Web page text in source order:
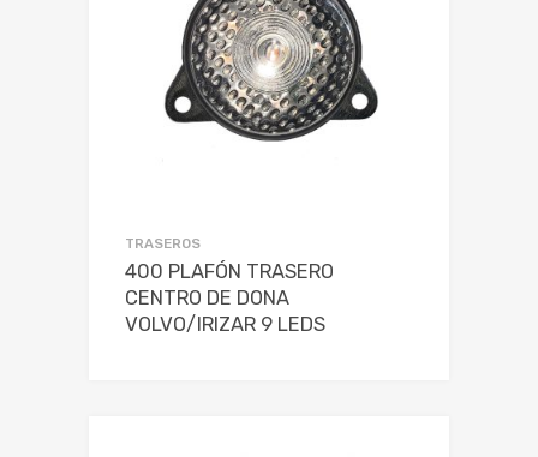
TRASEROS
400 PLAFÓN TRASERO
CENTRO DE DONA
VOLVO/IRIZAR 9 LEDS